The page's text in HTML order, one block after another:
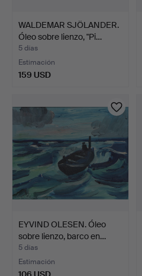
WALDEMAR SJÖLANDER.
Óleo sobre lienzo, "Pi…
5 días
Estimación
159 USD
EYVIND OLESEN. Óleo
sobre lienzo, barco en…
5 días
Estimación